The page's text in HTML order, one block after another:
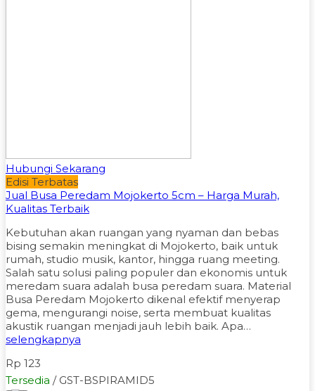
Hubungi Sekarang
Edisi Terbatas
Jual Busa Peredam Mojokerto 5cm – Harga Murah,
Kualitas Terbaik
Kebutuhan akan ruangan yang nyaman dan bebas
bising semakin meningkat di Mojokerto, baik untuk
rumah, studio musik, kantor, hingga ruang meeting.
Salah satu solusi paling populer dan ekonomis untuk
meredam suara adalah busa peredam suara. Material
Busa Peredam Mojokerto dikenal efektif menyerap
gema, mengurangi noise, serta membuat kualitas
akustik ruangan menjadi jauh lebih baik. Apa…
selengkapnya
Rp 123
Tersedia / GST-BSPIRAMID5